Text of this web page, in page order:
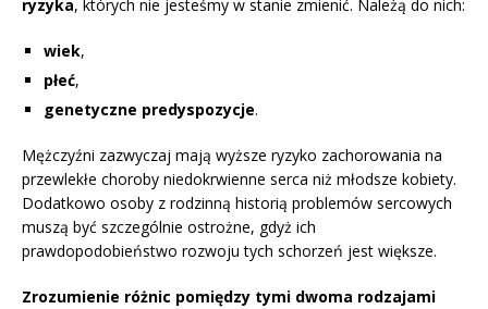
ryzyka, których nie jesteśmy w stanie zmienić. Należą do nich:
wiek,
płeć,
genetyczne predyspozycje.
Mężczyźni zazwyczaj mają wyższe ryzyko zachorowania na
przewlekłe choroby niedokrwienne serca niż młodsze kobiety.
Dodatkowo osoby z rodzinną historią problemów sercowych
muszą być szczególnie ostrożne, gdyż ich
prawdopodobieństwo rozwoju tych schorzeń jest większe.
Zrozumienie różnic pomiędzy tymi dwoma rodzajami